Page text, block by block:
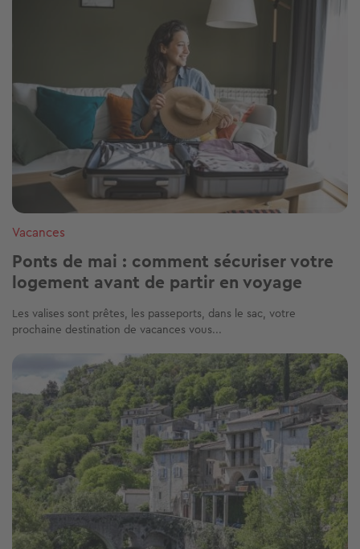
Vacances
Ponts de mai : comment sécuriser votre
logement avant de partir en voyage
Les valises sont prêtes, les passeports, dans le sac, votre
prochaine destination de vacances vous...
Image